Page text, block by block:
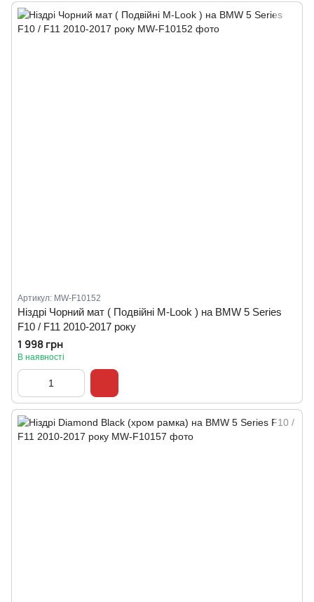
Артикул: MW-F10152
Ніздрі Чорний мат ( Подвійні M-Look ) на BMW 5 Series
F10 / F11 2010-2017 року
1 998 грн
В наявності